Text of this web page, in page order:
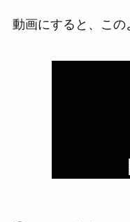
動画にすると、この